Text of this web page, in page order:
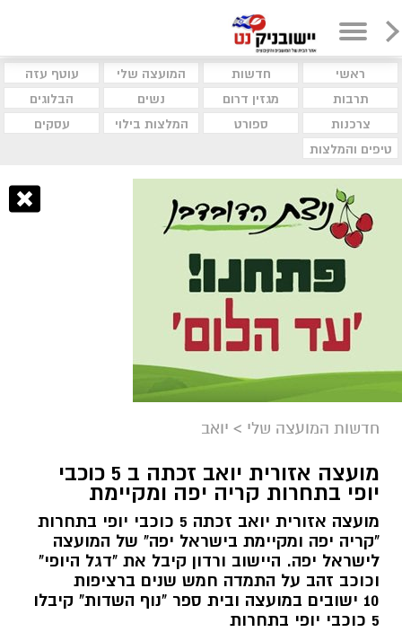
ראשי חדשות המועצה שלי
עוטף עזה
תרבות
מגזין דרום נשים
הבלוגים
צרכנות
ספורט המלצות בילוי
עסקים
טיפים והמלצות
חדשות המועצה שלי > יואב
מועצה אזורית יואב זכתה ב 5 כוכבי
יופי בתחרות קריה יפה ומקיימת
מועצה אזורית יואב זכתה 5 כוכבי יופי בתחרות
"קריה יפה ומקיימת בישראל יפה" של המועצה
לישראל יפה. היישוב ורדון קיבל את "דגל היופי"
וכוכב זהב על התמדה חמש שנים ברציפות
10 ישובים במועצה ובית ספר "נוף השדות" קיבלו
5 כוכבי יופי בתחרות